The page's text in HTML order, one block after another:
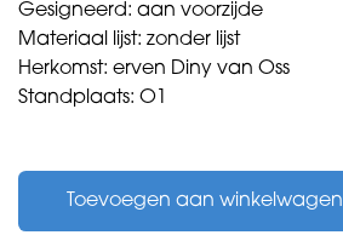
Gesigneerd: aan voorzijde
Materiaal lijst: zonder lijst
Herkomst: erven Diny van Oss
Standplaats: O1
Diny
Toevoegen aan winkelwagen